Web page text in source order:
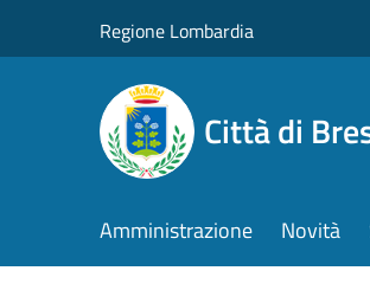
Regione Lombardia
Città di
Amministrazione Novità